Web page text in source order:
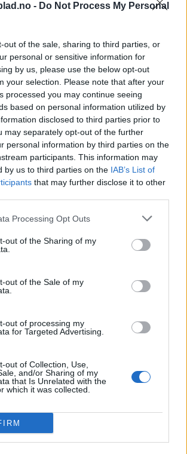
- Do Not Process My Personal
out of the sale, sharing to third parties, or
personal or sensitive information for
by us, please use the below opt-out
your selection. Please note that after your
processed you may continue seeing
based on personal information utilized by
disclosed to third parties prior to
may separately opt-out of the further
personal information by third parties on the
participants. This information may
by us to third parties on the IAB’s List of
that may further disclose it to other
Processing Opt Outs
out of the Sharing of my
out of the Sale of my
out of processing my
for Targeted Advertising.
out of Collection, Use,
and/or Sharing of my
that Is Unrelated with the
which it was collected.